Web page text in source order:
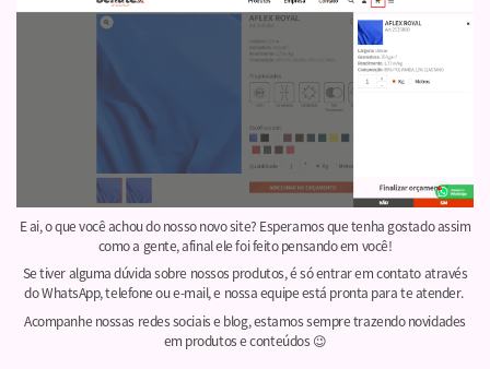
E ai, o que você achou do nosso novo site? Esperamos que tenha gostado assim
como a gente, afinal ele foi feito pensando em você!
Se tiver alguma dúvida sobre nossos produtos, é só entrar em contato através
do WhatsApp, telefone ou e-mail, e nossa equipe está pronta para te atender.
Acompanhe nossas redes sociais e blog, estamos sempre trazendo novidades
em produtos e conteúdos 😉